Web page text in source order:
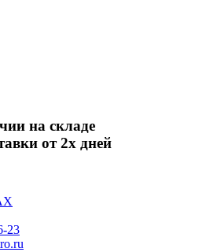
на складе
от 2х дней
23